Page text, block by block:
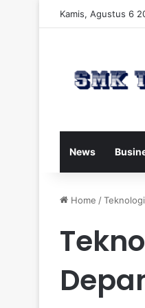
Kamis, Agustus 6
News
Home /